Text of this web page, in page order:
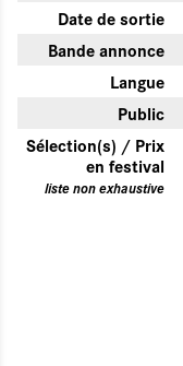
Date de sortie
Bande annonce
Langue
Public
Sélection(s) / Prix
en festival
liste non exhaustive